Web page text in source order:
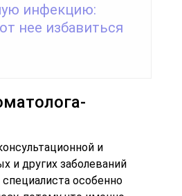
инфекцию:
нее избавиться
и
и других заболеваний
особенно